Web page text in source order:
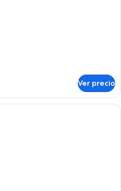
Ver precio